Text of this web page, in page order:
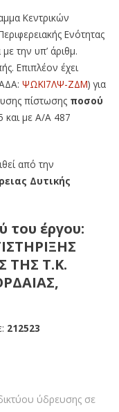
Κεντρικών
Ενότητας
την υπ’ άριθμ.
Επιπλέον έχει
ΨΩΚΙ7ΛΨ-ΖΔΜ) για
πίστωσης ποσού
και με Α/Α 487
από την
Δυτικής
του έργου:
ΤΗΣ Τ.Κ.
212523
ύδρευσης σε